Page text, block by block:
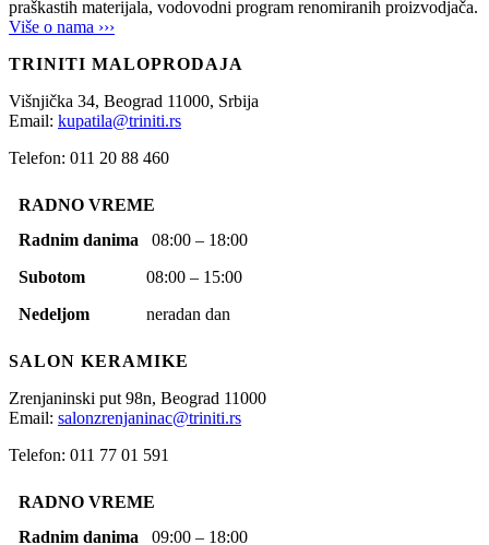
praškastih materijala, vodovodni program renomiranih proizvodjača.
Više o nama ›››
TRINITI MALOPRODAJA
Višnjička 34, Beograd 11000, Srbija
Email: kupatila@triniti.rs
Telefon: 011 20 88 460
RADNO VREME
Radnim danima 08:00 – 18:00
Subotom 08:00 – 15:00
Nedeljom neradan dan
SALON KERAMIKE
Zrenjaninski put 98n, Beograd 11000
Email: salonzrenjaninac@triniti.rs
Telefon: 011 77 01 591
RADNO VREME
Radnim danima 09:00 – 18:00